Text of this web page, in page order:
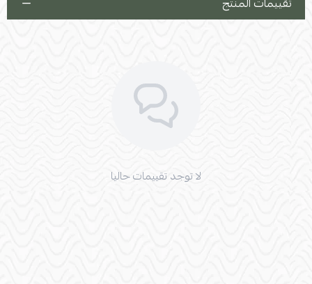
لا توجد تقييمات حاليا